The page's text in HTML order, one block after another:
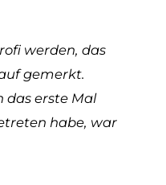
werden, das
gemerkt.
das erste Mal
habe, war